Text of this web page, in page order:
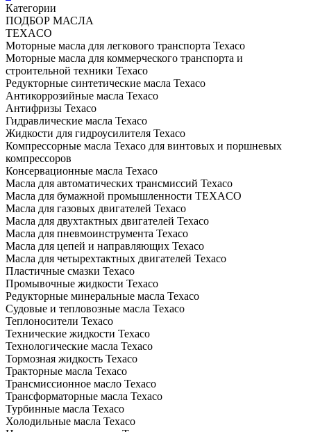
Категории
ПОДБОР МАСЛА
TEXACO
Моторные масла для легкового транспорта Texaco
Моторные масла для коммерческого транспорта и
строительной техники Texaco
Редукторные синтетические масла Texaco
Антикоррозийные масла Texaco
Антифризы Texaco
Гидравлические масла Texaco
Жидкости для гидроусилителя Texaco
Компрессорные масла Texaco для винтовых и поршневых
компрессоров
Консервационные масла Texaco
Масла для автоматических трансмиссий Texaco
Масла для бумажной промышленности TEXACO
Масла для газовых двигателей Texaco
Масла для двухтактных двигателей Texaco
Масла для пневмоинструмента Texaco
Масла для цепей и направляющих Texaco
Масла для четырехтактных двигателей Texaco
Пластичные смазки Texaco
Промывочные жидкости Texaco
Редукторные минеральные масла Texaco
Судовые и тепловозные масла Texaco
Теплоносители Texaco
Технические жидкости Texaco
Технологические масла Texaco
Тормозная жидкость Texaco
Тракторные масла Texaco
Трансмиссионное масло Texaco
Трансформаторные масла Texaco
Турбинные масла Texaco
Холодильные масла Texaco